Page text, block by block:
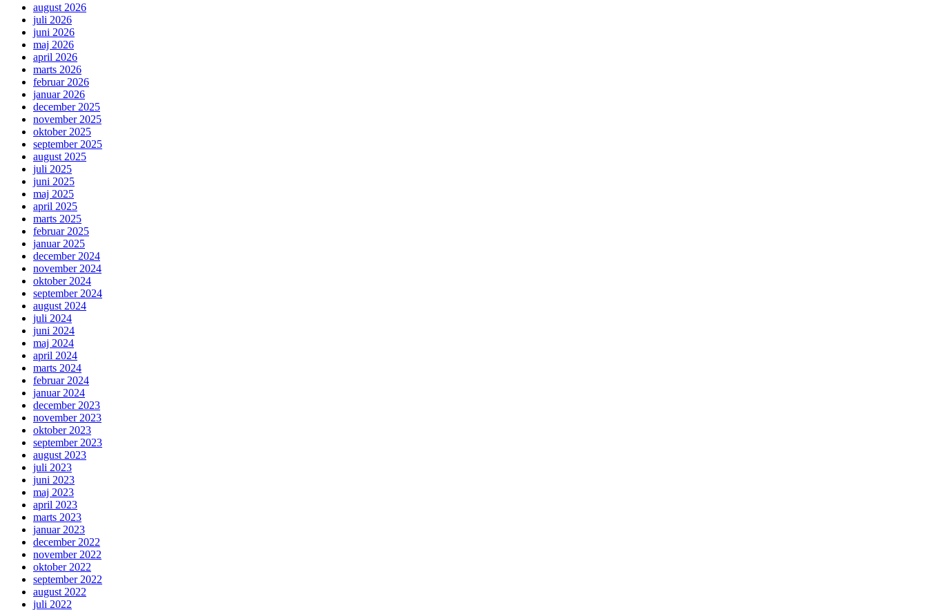
august 2026
juli 2026
juni 2026
maj 2026
april 2026
marts 2026
februar 2026
januar 2026
december 2025
november 2025
oktober 2025
september 2025
august 2025
juli 2025
juni 2025
maj 2025
april 2025
marts 2025
februar 2025
januar 2025
december 2024
november 2024
oktober 2024
september 2024
august 2024
juli 2024
juni 2024
maj 2024
april 2024
marts 2024
februar 2024
januar 2024
december 2023
november 2023
oktober 2023
september 2023
august 2023
juli 2023
juni 2023
maj 2023
april 2023
marts 2023
januar 2023
december 2022
november 2022
oktober 2022
september 2022
august 2022
juli 2022